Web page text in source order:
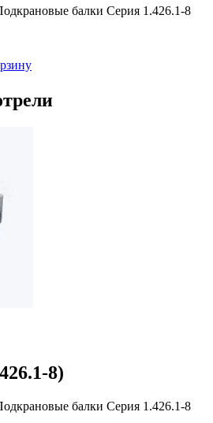
балки Серия 1.426.1-8
8)
балки Серия 1.426.1-8